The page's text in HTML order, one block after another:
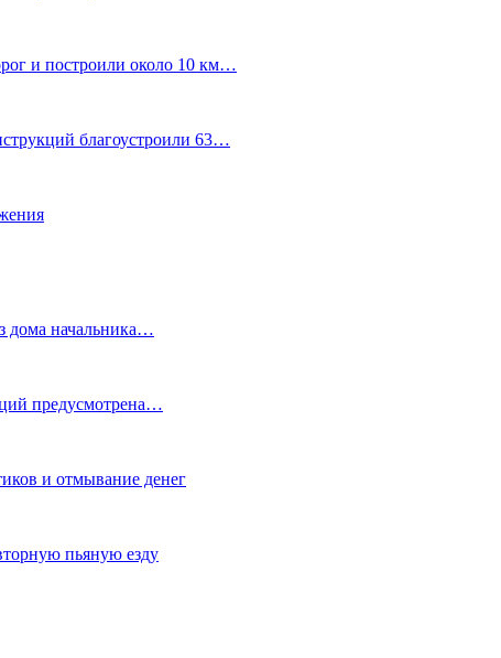
и построили около 10 км…
благоустроили 63…
дома начальника…
предусмотрена…
и отмывание денег
пьяную езду